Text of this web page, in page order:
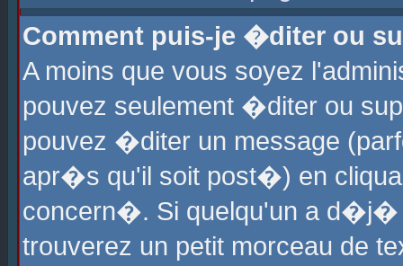
Comment puis-je �diter ou
A moins que vous soyez
pouvez seulement �diter ou
pouvez �diter un message
apr�s qu'il soit post�) en
concern�. Si quelqu'un a
trouverez un petit morceau de